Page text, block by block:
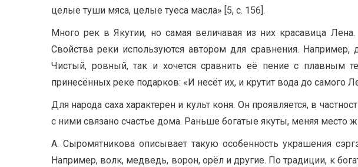
целые туши мяса, целые туеса масла» [5, с. 156].
Много рек в Якутии, но самая величавая из них красавица
Свойства реки используются автором для сравнения.
Чистый, ровный, так и хочется сравнить её пение с плавным
принесённых реке подарков: «И несёт их, и крутит вода до самого
Для народа саха характерен и культ коня. Он проявляется, в
с ними связано счастье дома. Раньше богатые якуты, меняя место
А. Сыромятникова описывает такую особенность украшения
Например, волк, медведь, ворон, орёл и другие. По традиции, к